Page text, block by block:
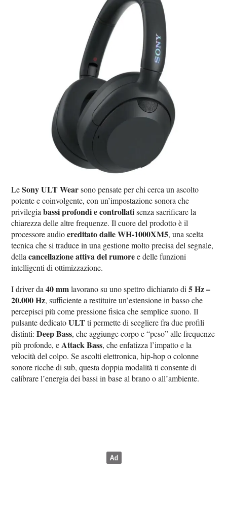
LeSony ULT Wearsono pensate per chi cerca un ascolto
potente e coinvolgente, con un’impostazione sonora che
privilegiabassi profondi e controllatisenza sacrificare la
chiarezza delle altre frequenze. Il cuore del prodotto è il
processore audioereditato dalle WH-1000XM5, una scelta
tecnica che si traduce in una gestione molto precisa del segnale,
dellacancellazione attiva del rumoree delle funzioni
intelligenti di ottimizzazione.
I driver da40 mmlavorano su uno spettro dichiarato di5 Hz –
20.000 Hz, sufficiente a restituire un’estensione in basso che
percepisci più come pressione fisica che semplice suono. Il
pulsante dedicatoULTti permette di scegliere fra due profili
distinti:Deep Bass, che aggiunge corpo e “peso” alle frequenze
più profonde, e Attack Bass, che enfatizza l’impatto e la
velocità del colpo. Se ascolti elettronica, hip-hop o colonne
sonore ricche di sub, questa doppia modalità ti consente di
calibrare l’energia dei bassi in base al brano o all’ambiente.